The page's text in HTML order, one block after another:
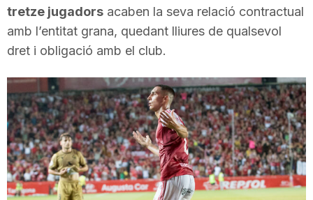
t
e
T
tretze jugadors acaben la seva relació contractual
amb l’entitat grana, quedant lliures de qualsevol
dret i obligació amb el club.